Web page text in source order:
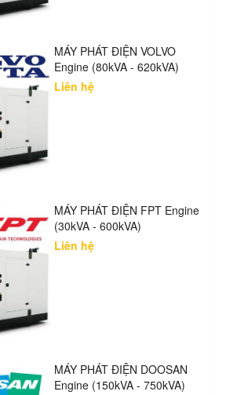
MÁY PHÁT ĐIỆN VOLVO
Engine (80kVA - 620kVA)
Liên hệ
MÁY PHÁT ĐIỆN FPT Engine
(30kVA - 600kVA)
Liên hệ
MÁY PHÁT ĐIỆN DOOSAN
Engine (150kVA - 750kVA)